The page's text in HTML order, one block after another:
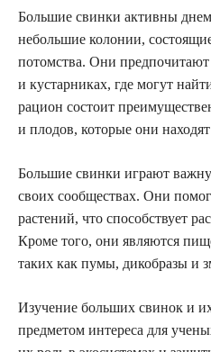
Большие свинки активны
небольшие колонии,
потомства. Они предпочитают
и кустарниках, где могут
рацион состоит
и плодов, которые они
Большие свинки играют
своих сообществах. Они
растений, что способствует
Кроме того, они являются
таких как пумы, дикобразы и
Изучение больших свинок и
предметом интереса для